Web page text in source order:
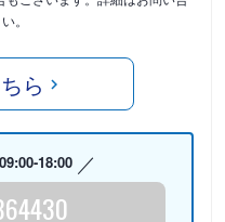
。
ら
09:00-18:00